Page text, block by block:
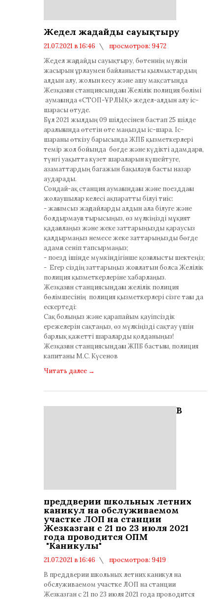
Жедел жағдайды сауықтыру
21.07.2021 в 16:46
просмотров: 9472
Жедел жағдайды сауықтыру, бөтеннің мүлкін
жасырын ұрлаумен байланысты қылмыстардың
алдын алу, жолын кесу және ашу мақсатында
Жезқазған станциясындағы Желілік полиция бөлімі
аумағында «СТОП-ҰРЛЫҚ» жедел-алдын алу іс-
шарасы өтуде.
Бұл 2021 жылдың 09 шілдесінен бастап 25 шілде
аралығында өтетін өте маңызды іс-шара. Іс-
шараны өткізу барысында ЖПБ қызметкерлері
темір жол бойында бөгде және күдікті адамдарға,
түнгі уақытта күзет шараларын күшейтуге,
азаматтардың багажын бақылауға басты назар
аударады.
Сондай-ақ станция аумағындағы және поезддағы
жолаушылар келесі ақпаратты білуі тиіс:
- жағымсыз жағдайларды алдын ала білуге және
болдырмауға тырысыңыз, өз мүлкіңізді мұқият
қадағалаңыз және жеке заттарыңызды қараусыз
қалдырмаңыз немесе жеке заттарыңызды бөгде
адамға сеніп тапсырмаңыз;
- поезд ішінде мүмкіндігінше қозғалысты шектеңіз;
- Егер сіздің заттарыңыз жоғалатын болса Желілік
полиция қызметкерлеріне хабарлаңыз.
Жезқазған станциясындағы желілік полиция
бөлімшесінің полиция қызметкерлері сізге тағы да
ескертеді:
Сақ болыңыз және қарапайым қауіпсіздік
ережелерін сақтаңыз, өз мүлкіңізді сақтау үшін
барлық қажетті шараларды қолданыңыз!
Жезқазған станциясындағы ЖПБ бастығы, полиция
капитаны М.С. Күсенов
Читать далее →
В
преддверии школьных летних
каникул на обслуживаемом
участке ЛОП на станции
Жезказган с 21 по 23 июля 2021
года проводится ОПМ
"Каникулы"
21.07.2021 в 16:46
просмотров: 9419
В преддверии школьных летних каникул на
обслуживаемом участке ЛОП на станции
Жезказган с 21 по 23 июля 2021 года проводится